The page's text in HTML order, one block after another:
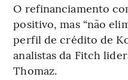
O refinanciamento
positivo, mas “não
perfil de crédito de
analistas da Fitch
Thomaz.